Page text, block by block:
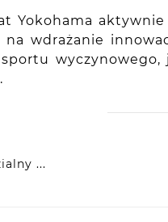
Yokohama
na wdrażanie
...